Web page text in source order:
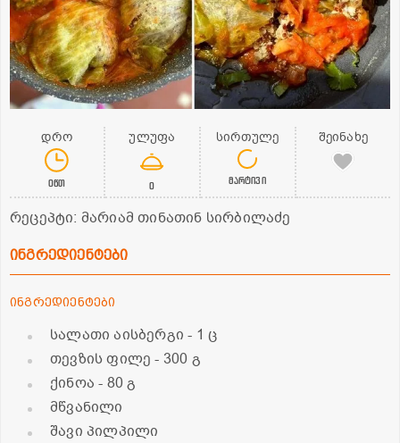
დრო
0წთ
ულუფა
0
სირთულე
მარტივი
შეინახე
რეცეპტი: მარიამ თინათინ სირბილაძე
ინგრედიენტები
ინგრედიენტები
სალათი აისბერგი- 1 ც
თევზის ფილე- 300 გ
ქინოა- 80 გ
მწვანილი
შავი პილპილი